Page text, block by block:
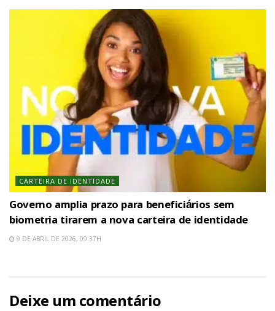
CARTEIRA DE IDENTIDADE
Governo amplia prazo para beneficiários sem
biometria tirarem a nova carteira de identidade
9 DE ABRIL DE 2026, 09:37H
Deixe um comentário